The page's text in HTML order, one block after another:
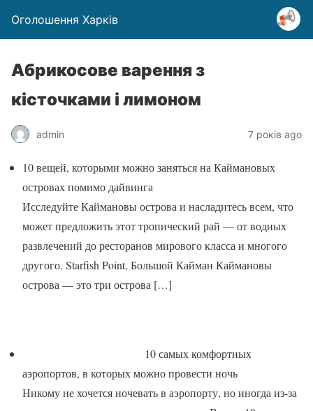
Оголошення Харків
Абрикосове варення з
кісточками і лимоном
admin 7 років ago
10 вещей, которыми можно заняться на Каймановых
островах помимо дайвинга
Исследуйте Каймановы острова и насладитесь всем, что
может предложить этот тропический рай — от водных
развлечений до ресторанов мирового класса и многого
другого. Starfish Point, Большой Кайман Каймановы
острова — это три острова […]
10 самых комфортных
аэропортов, в которых можно провести ночь
Никому не хочется ночевать в аэропорту, но иногда из-за